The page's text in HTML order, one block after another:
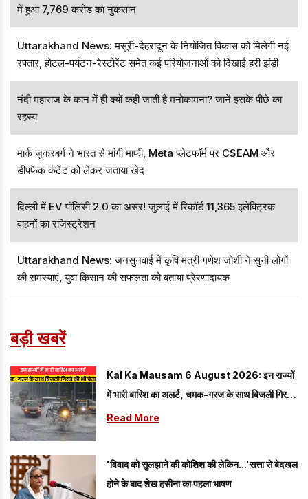
में हुआ 7,769 करोड़ का नुकसान
Uttarakhand News: मसूरी-देहरादून के नियोजित विकास को मिलेगी नई
रफ्तार, होटल-पर्यटन-रेस्टोरेंट समेत कई परियोजनाओं को दिखाई हरी झंडी
नंदी महाराज के कान में ही क्यों कही जाती है मनोकामना? जानें इसके पीछे का
रहस्य
मार्क जुकरबर्ग ने भारत से मांगी माफी, Meta प्लेटफॉर्म पर CSEAM और
डीपफेक कंटेंट को लेकर जताया खेद
दिल्ली में EV पॉलिसी 2.0 का असर! जुलाई में रिकॉर्ड 11,365 इलेक्ट्रिक
वाहनों का रजिस्ट्रेशन
Uttarakhand News: जनसुनवाई में कृषि मंत्री गणेश जोशी ने सुनीं लोगों
की समस्याएं, युवा किसान की सफलता को बताया प्रेरणादायक
बड़ी खबरें
Kal Ka Mausam 6 August 2026: इन राज्यों
में भारी बारिश का अलर्ट, चमक-गरज के साथ बिजली गिरने
की भी चेतावनी
Read More
'विवाद को सुलझाने की कोशिश की लेकिन...'सत्ता से बेदखल
होने के बाद शेख हसीना का पहला भाषण